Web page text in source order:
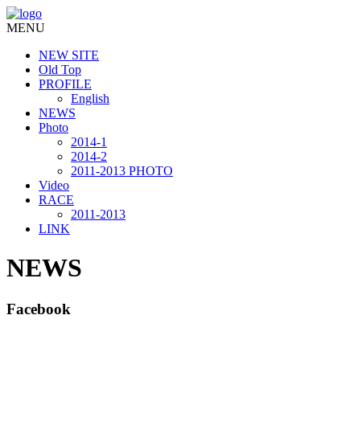
MENU
NEW SITE
Old Top
PROFILE
English
NEWS
Photo
2014-1
2014-2
2011-2013 PHOTO
Video
RACE
2011-2013
LINK
NEWS
Facebook